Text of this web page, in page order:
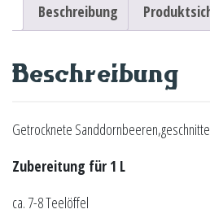
Beschreibung
Beschreibung
Getrocknete
Zubereitung für 1 L
ca. 7-8 Teelöffel